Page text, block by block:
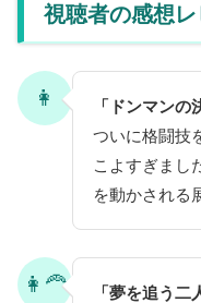
視聴者の感想
👩
「ドンマンの
ついに格闘技
こよすぎまし
を動かされる
「夢を追う二
👩‍🦰